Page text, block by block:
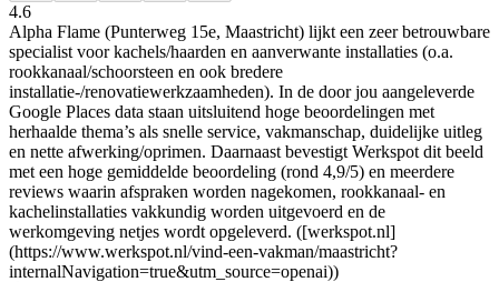
4.6
Alpha Flame (Punterweg 15e, Maastricht) lijkt een zeer betrouwbare
specialist voor kachels/haarden en aanverwante installaties (o.a.
rookkanaal/schoorsteen en ook bredere
installatie-/renovatiewerkzaamheden). In de door jou aangeleverde
Google Places data staan uitsluitend hoge beoordelingen met
herhaalde thema’s als snelle service, vakmanschap, duidelijke uitleg
en nette afwerking/oprimen. Daarnaast bevestigt Werkspot dit beeld
met een hoge gemiddelde beoordeling (rond 4,9/5) en meerdere
reviews waarin afspraken worden nagekomen, rookkanaal- en
kachelinstallaties vakkundig worden uitgevoerd en de
werkomgeving netjes wordt opgeleverd. ([werkspot.nl]
(https://www.werkspot.nl/vind-een-vakman/maastricht?
internalNavigation=true&utm_source=openai))